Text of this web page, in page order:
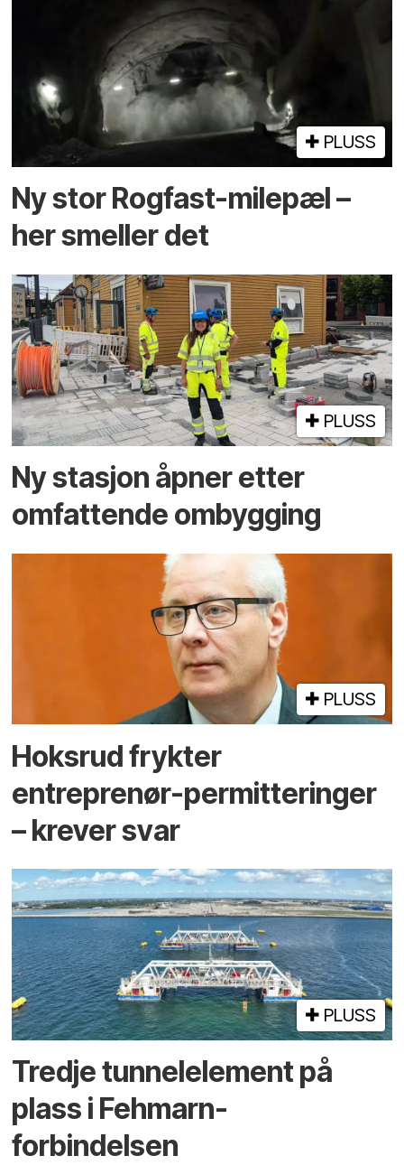
PLUSS
Ny stor Rogfast-milepæl –
her smeller det
PLUSS
Ny stasjon åpner etter
omfattende ombygging
PLUSS
Hoksrud frykter
entreprenør-permitteringer
– krever svar
PLUSS
Tredje tunnel­element på
plass i Fehmarn-
forbindelsen